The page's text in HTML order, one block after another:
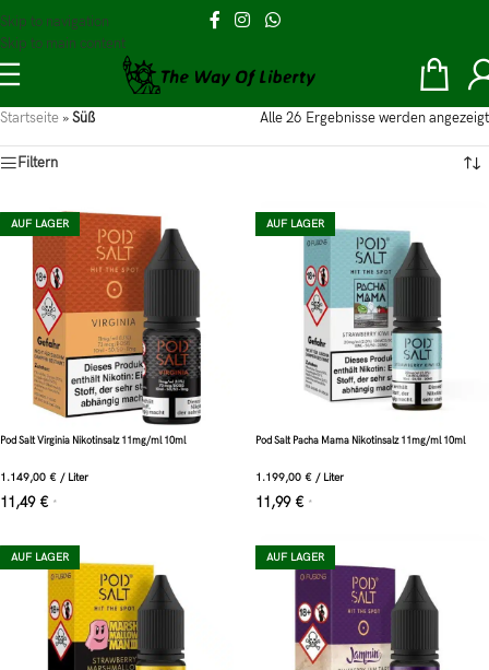
Skip to navigation
Skip to main content
Startseite »Süß Alle 26 Ergebnisse werden angezeigt
Filtern
AUF LAGER
Pod Salt Virginia Nikotinsalz 11mg/ml 10ml
1.149,00 € / Liter
11,49 € *
AUF LAGER
Pod Salt Pacha Mama Nikotinsalz 11mg/ml 10ml
1.199,00 € / Liter
11,99 € *
AUF LAGER AUF LAGER